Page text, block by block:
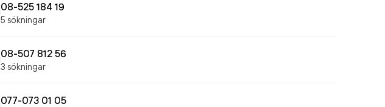
08-525 184 19
5 sökningar
08-507 812 56
3 sökningar
077-073 01 05